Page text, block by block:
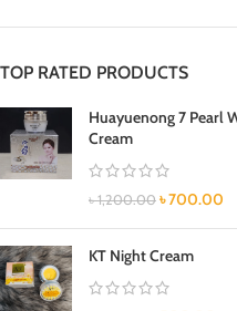
TOP RATED PRODUCTS
Huayuenong 7 Pearl
Cream
৳1,200.00 ৳700.00
KT Night Cream